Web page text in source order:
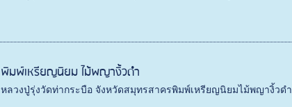
พิมพ์เหรียญนิยม ไม้พญางิ้วดำ
หลวงปู่รุ่งวัดท่ากระบือ จังหวัดสมุทรสาครพิมพ์เหรียญนิยมไม้พญางิ้วดำ